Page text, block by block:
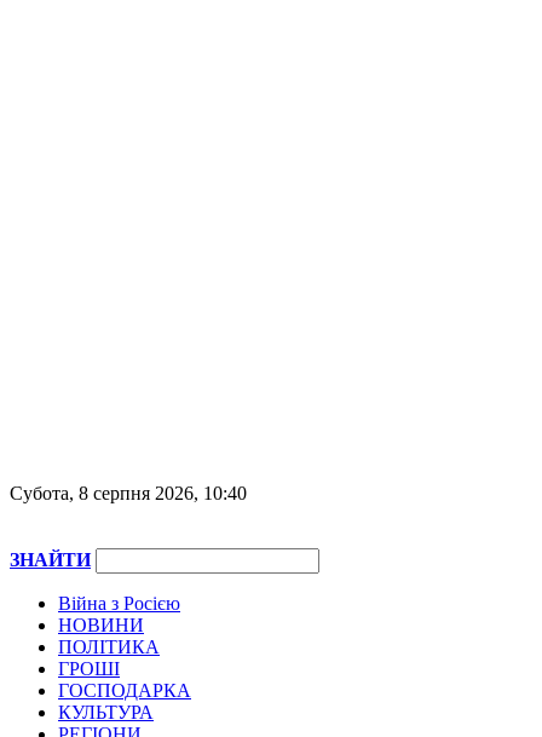
Субота, 8 серпня 2026, 10:40
ЗНАЙТИ
Війна з Росією
НОВИНИ
ПОЛІТИКА
ГРОШІ
ГОСПОДАРКА
КУЛЬТУРА